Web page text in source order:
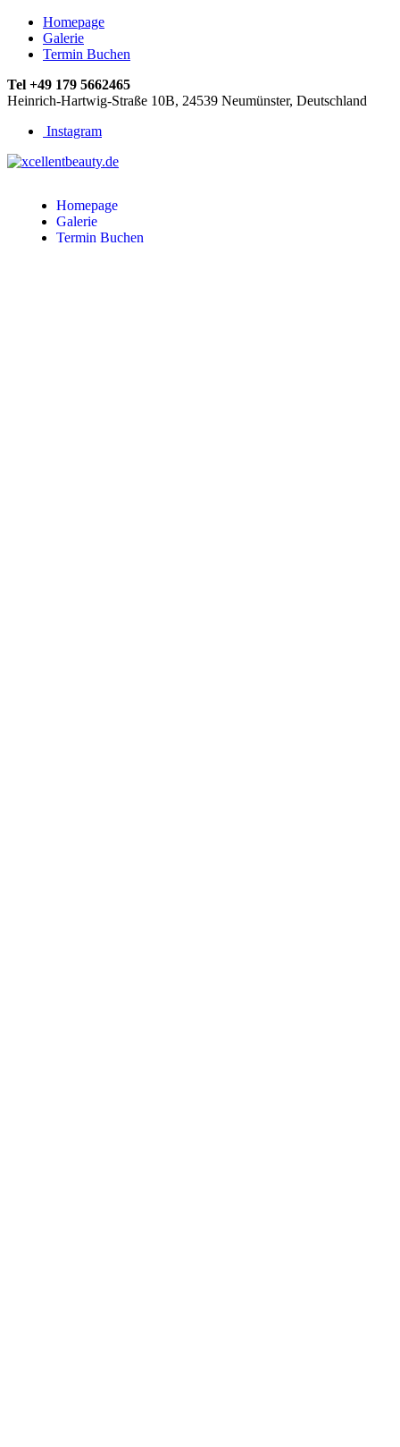
Homepage
Galerie
Termin Buchen
Tel +49 179 5662465
Heinrich-Hartwig-Straße 10B, 24539 Neumünster, Deutschland
Instagram
Homepage
Galerie
Termin Buchen